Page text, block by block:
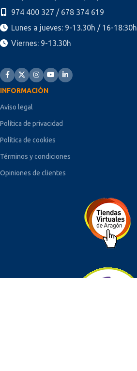
974 400 327 / 678 374 619
Lunes a jueves: 9-13.30h / 16-18:30h
Viernes: 9-13.30h
INFORMACIÓN
Aviso legal
Política de privacidad
Política de cookies
Términos y condiciones
Opiniones de clientes